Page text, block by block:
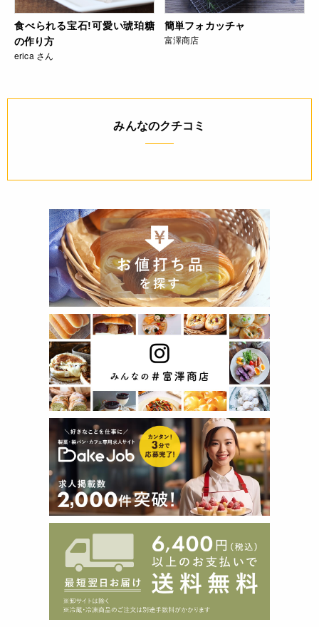
食べられる宝石!可愛い琥珀糖
の作り方
erica さん
簡単フォカッチャ
富澤商店
みんなのクチコミ